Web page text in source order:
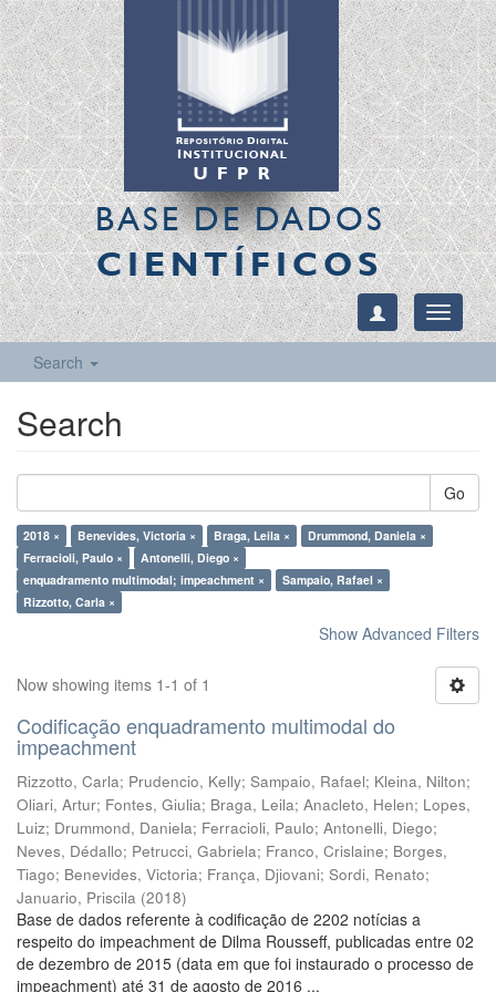
BASE DE DADOS
CIENTÍFICOS
Toggle
Search
Search
Go
2018 × Benevides, Victoria × Braga, Leila ×
Drummond, Daniela ×
Ferracioli, Paulo ×
Antonelli, Diego ×
enquadramento multimodal; impeachment ×
Sampaio, Rafael ×
Rizzotto, Carla ×
Show Advanced Filters
Now showing items 1-1 of 1
Codificação enquadramento multimodal do
impeachment
Rizzotto, Carla; Prudencio, Kelly; Sampaio, Rafael; Kleina, Nilton;
Oliari, Artur; Fontes, Giulia; Braga, Leila; Anacleto, Helen; Lopes,
Luiz; Drummond, Daniela; Ferracioli, Paulo; Antonelli, Diego;
Neves, Dédallo; Petrucci, Gabriela; Franco, Crislaine; Borges,
Tiago; Benevides, Victoria; França, Djiovani; Sordi, Renato;
Januario, Priscila (2018)
Base de dados referente à codificação de 2202 notícias a
respeito do impeachment de Dilma Rousseff, publicadas entre 02
de dezembro de 2015 (data em que foi instaurado o processo de
impeachment) até 31 de agosto de 2016 ...